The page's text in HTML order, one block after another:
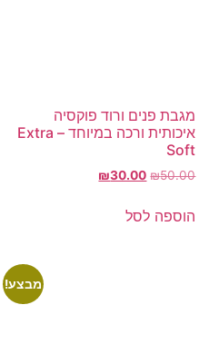
מגבת פנים ורוד פוקסיה
איכותית ורכה במיוחד – Extra
Soft
₪50.00
₪30.00
הוספה לסל
מבצע!